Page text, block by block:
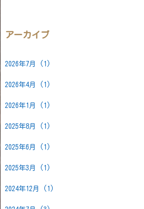
アーカイブ
2026年7月 (1)
2026年4月 (1)
2026年1月 (1)
2025年8月 (1)
2025年6月 (1)
2025年3月 (1)
2024年12月 (1)